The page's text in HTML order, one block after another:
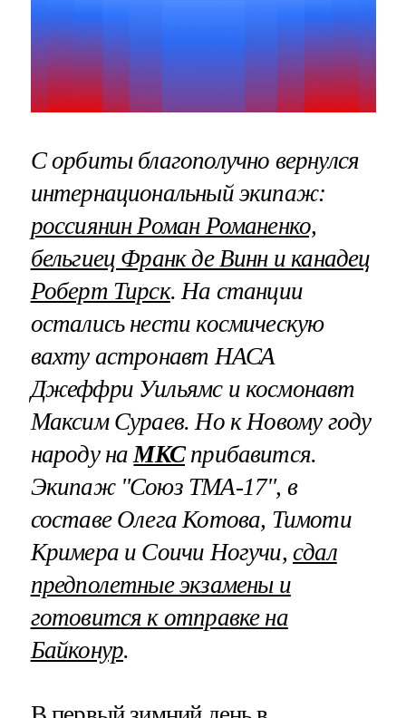
С орбиты благополучно вернулся
интернациональный экипаж:
россиянин Роман Романенко,
бельгиец Франк де Винн и канадец
Роберт Тирск. На станции
остались нести космическую
вахту астронавт НАСА
Джеффри Уильямс и космонавт
Максим Сураев. Но к Новому году
народу на МКСприбавится.
Экипаж "Союз ТМА-17", в
составе Олега Котова, Тимоти
Кримера и Соичи Ногучи,сдал
предполетные экзамены и
готовится к отправке на
Байконур.